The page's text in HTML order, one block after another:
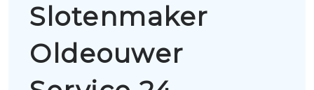
Slotenmaker
Oldeouwer